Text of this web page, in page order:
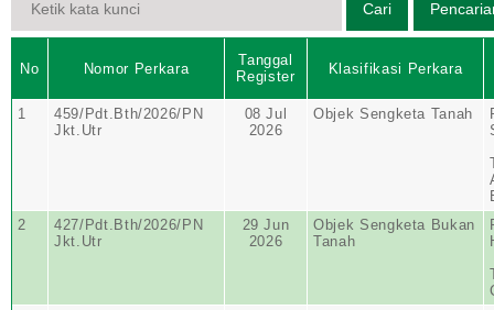
No Nomor Perkara
Tanggal
Register
Klasifikasi Perkara
1
459/Pdt.Bth/2026/PN
Jkt.Utr
08 Jul
2026
Objek Sengketa Tanah
2
427/Pdt.Bth/2026/PN
Jkt.Utr
29 Jun
2026
Objek Sengketa Bukan
Tanah